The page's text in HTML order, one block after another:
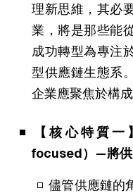
理新思維，其必
業，將是那些能
成功轉型為專注
型供應鏈生態系
企業應聚焦於構
【核心特質
focused）—將供
儘管供應鏈的